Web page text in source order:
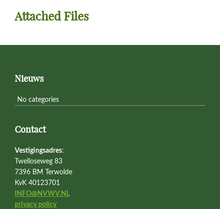
Attached Files
FooterNieuws
No categories
Contact
Vestigingsadres:
Twelloseweg 83
7396 BM Terwolde
KvK 40123701
INFO@NVWV.NL
privacy policy